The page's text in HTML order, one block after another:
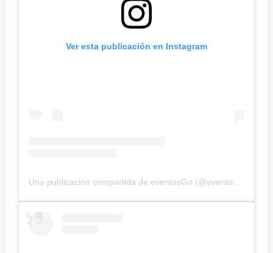
Ver esta publicación en Instagram